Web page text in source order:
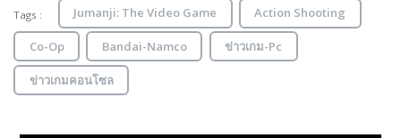
Tags : Jumanji: The Video Game Action Shooting
Co-Op Bandai-Namco ข่าวเกม-Pc
ข่าวเกมคอนโซล